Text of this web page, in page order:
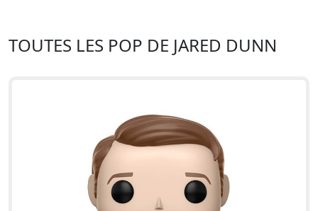
TOUTES LES POP DE JARED DUNN